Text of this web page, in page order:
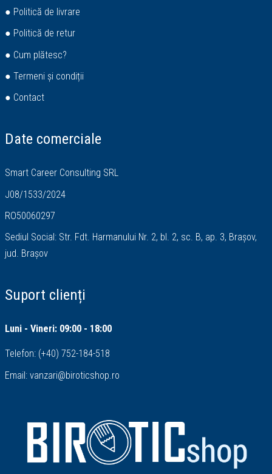
● Politică de livrare
● Politică de retur
● Cum plătesc?
● Termeni și condiții
● Contact
Date comerciale
Smart Career Consulting SRL
J08/1533/2024
RO50060297
Sediul Social: Str. Fdt. Harmanului Nr. 2, bl. 2, sc. B, ap. 3, Brașov,
jud. Brașov
Suport clienți
Luni - Vineri: 09:00 - 18:00
Telefon: (+40) 752-184-518
Email: vanzari@biroticshop.ro